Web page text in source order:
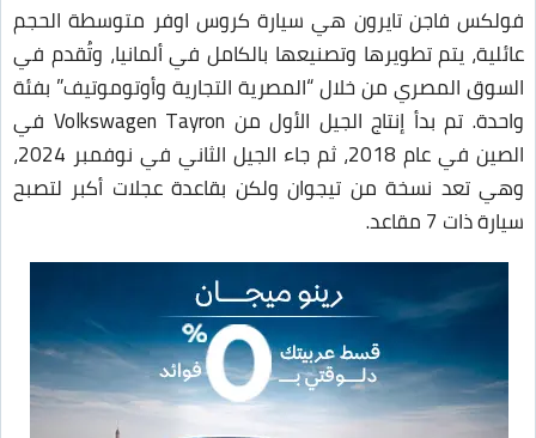
فولكس فاجن تايرون هي سيارة كروس اوفر متوسطة الحجم
عائلية، يتم تطويرها وتصنيعها بالكامل في ألمانيا، وتُقدم في
السوق المصري من خلال “المصرية التجارية وأوتوموتيف” بفئة
واحدة. تم بدأ إنتاج الجيل الأول من Volkswagen Tayron في
الصين في عام 2018، ثم جاء الجيل الثاني في نوفمبر 2024،
وهي تعد نسخة من تيجوان ولكن بقاعدة عجلات أكبر لتصبح
سيارة ذات 7 مقاعد.